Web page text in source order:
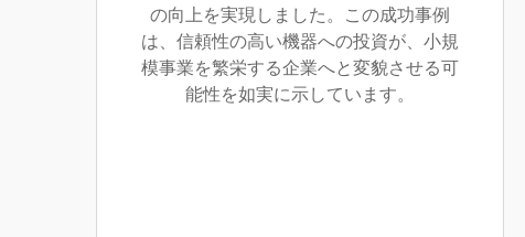
の向上を実現しました。この成功事例
は、信頼性の高い機器への投資が、小規
模事業を繁栄する企業へと変貌させる可
能性を如実に示しています。